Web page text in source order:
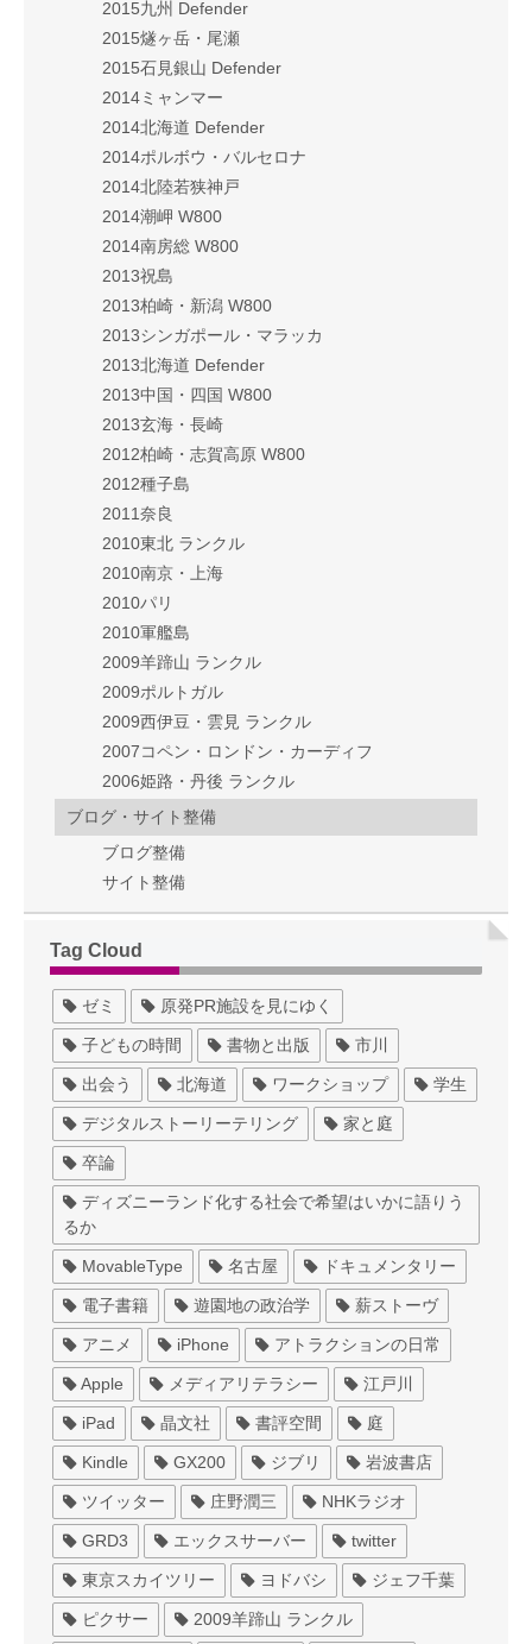
2015九州 Defender
2015燧ヶ岳・尾瀬
2015石見銀山 Defender
2014ミャンマー
2014北海道 Defender
2014ポルボウ・バルセロナ
2014北陸若狭神戸
2014潮岬 W800
2014南房総 W800
2013祝島
2013柏崎・新潟 W800
2013シンガポール・マラッカ
2013北海道 Defender
2013中国・四国 W800
2013玄海・長崎
2012柏崎・志賀高原 W800
2012種子島
2011奈良
2010東北 ランクル
2010南京・上海
2010パリ
2010軍艦島
2009羊蹄山 ランクル
2009ポルトガル
2009西伊豆・雲見 ランクル
2007コペン・ロンドン・カーディフ
2006姫路・丹後 ランクル
ブログ・サイト整備
ブログ整備
サイト整備
Tag Cloud
ゼミ 原発PR施設を見にゆく
子どもの時間 書物と出版 市川
出会う 北海道 ワークショップ 学生
デジタルストーリーテリング 家と庭
卒論
ディズニーランド化する社会で希望はいかに語りう
るか
MovableType 名古屋 ドキュメンタリー
電子書籍 遊園地の政治学 薪ストーヴ
アニメ iPhone アトラクションの日常
Apple メディアリテラシー 江戸川
iPad 晶文社 書評空間 庭
Kindle GX200 ジブリ 岩波書店
ツイッター 庄野潤三 NHKラジオ
GRD3 エックスサーバー twitter
東京スカイツリー ヨドバシ ジェフ千葉
ピクサー 2009羊蹄山 ランクル